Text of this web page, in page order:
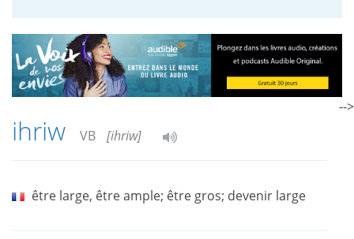
ihriw VB [ihriw]
être large, être ample; être gros; devenir large
-->